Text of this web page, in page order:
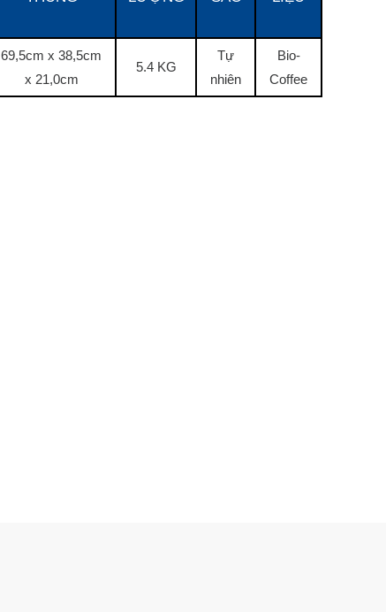
69,5cm x 38,5cm
x 21,0cm
5.4 KG
Tự
nhiên
Bio-
Coffee